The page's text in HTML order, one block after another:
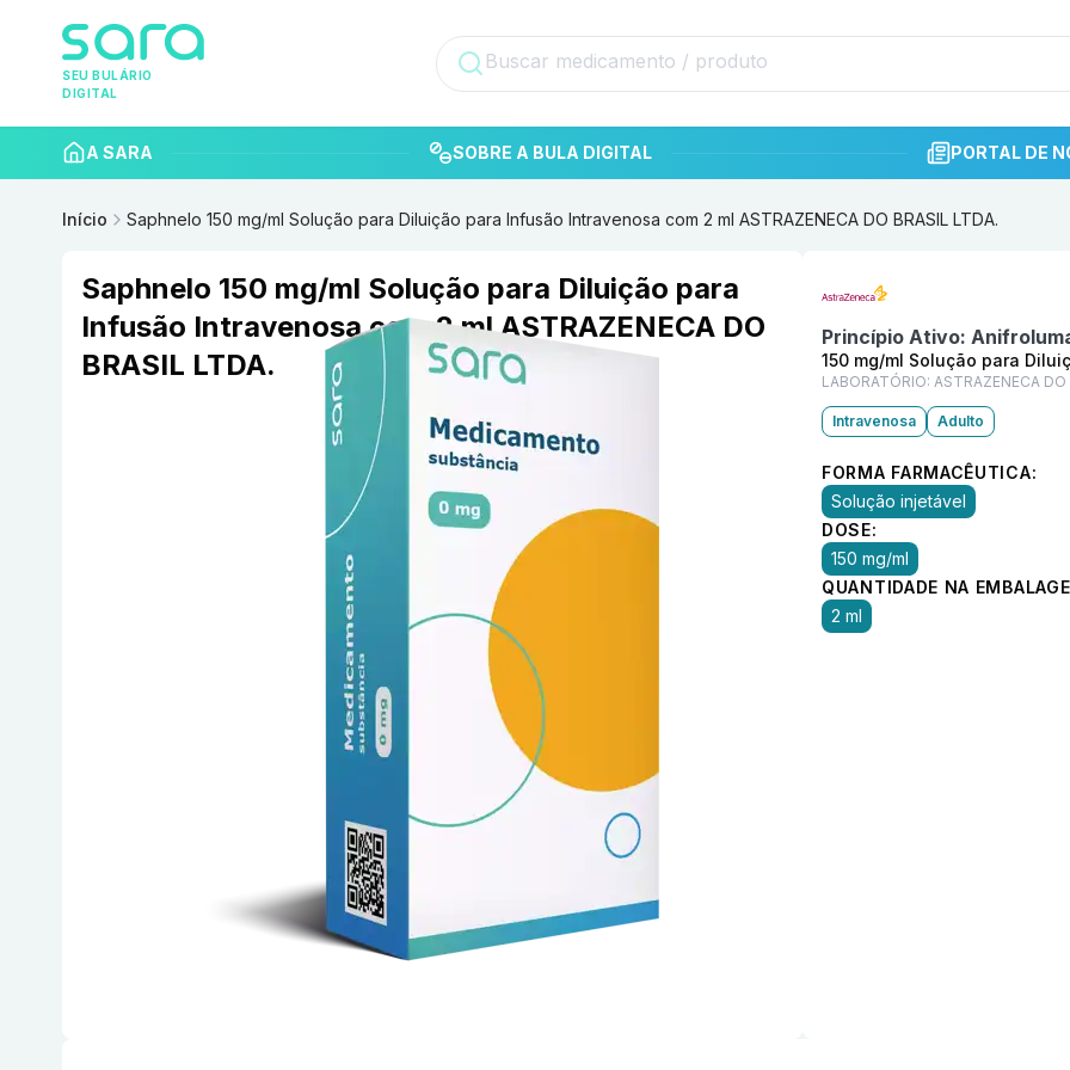
SEU BULÁRIO
DIGITAL
A SARA SOBRE A BULA DIGITAL PORTAL DE
Início Saphnelo 150 mg/ml Solução para Diluição para Infusão Intravenosa com 2 ml ASTRAZENECA DO BRASIL LTDA.
Saphnelo 150 mg/ml Solução para Diluição para
Infusão Intravenosa com 2 ml ASTRAZENECA DO
BRASIL LTDA.
Princípio Ativo:
150 mg/ml Solução para
LABORATÓRIO: ASTRAZENECA
Intravenosa Adulto
FORMA FARMACÊUTICA:
Solução injetável
DOSE:
150 mg/ml
QUANTIDADE NA
2 ml